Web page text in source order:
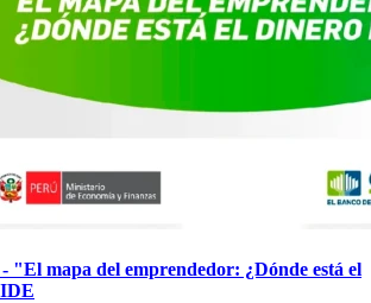
mapa del emprendedor: ¿Dónde está el